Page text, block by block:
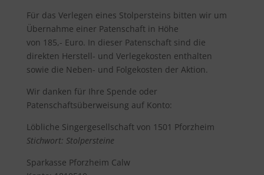
Für das Verlegen eines Stolpersteins bitten wir um
Übernahme einer Patenschaft in Höhe
von 185,- Euro. In dieser Patenschaft sind die
direkten Herstell- und Verlegekosten enthalten
sowie die Neben- und Folgekosten der Aktion.
Wir danken für Ihre Spende oder
Patenschaftsüberweisung auf Konto:
Löbliche Singergesellschaft von 1501 Pforzheim
Stichwort: Stolpersteine
Sparkasse Pforzheim Calw